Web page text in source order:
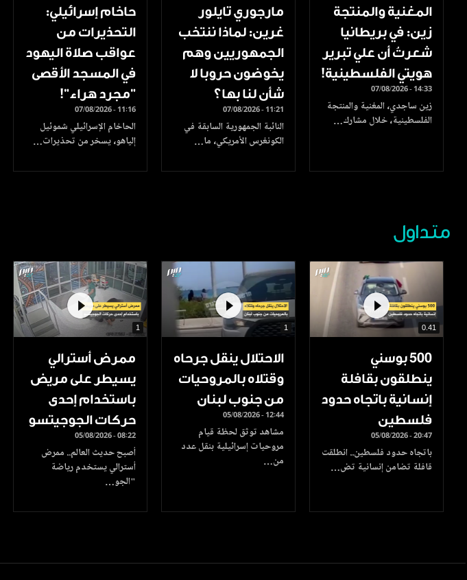
المغنية والمنتجة
زين: في بريطانيا
شعرتُ أن علي تبرير
هويتي الفلسطينية!
07/08/2026 - 14:33
زين ساجدي، المغنية والمنتجة
الفلسطينية، خلال مشارك…
مارجوري تايلور
غرين: لماذا ننتخب
الجمهوريين وهم
يخوضون حروبا لا
شأن لنا بها؟
07/08/2026 - 11:21
النائبة الجمهورية السابقة في
الكونغرس الأمريكي، ما…
حاخام إسرائيلي:
التحذيرات من
عواقب صلاة اليهود
في المسجد الأقصى
"مجرد هراء"!
07/08/2026 - 11:16
الحاخام الإسرائيلي شموئيل
إلياهو، يسخر من تحذيرات…
متداول
0.41
500 بوسني
ينطلقون بقافلة
إنسانية باتجاه حدود
فلسطين
05/08/2026 - 20:47
باتجاه حدود فلسطين.. انطلقت
قافلة تضامن إنسانية تض…
1
الاحتلال ينقل جرحاه
وقتلاه بالمروحيات
من جنوب لبنان
05/08/2026 - 12:44
مشاهد توثق لحظة قيام
مروحيات إسرائيلية بنقل عدد
من…
1
ممرض أسترالي
يسيطر على مريض
باستخدام إحدى
حركات الجوجيتسو
05/08/2026 - 08:22
أصبح حديث العالم.. ممرض
أسترالي يستخدم رياضة
"الجو…